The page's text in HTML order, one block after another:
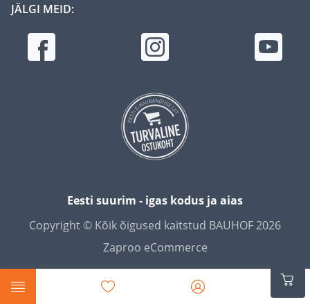
JÄLGI MEID:
Eesti suurim - igas kodus ja aias
Copyright © Kõik õigused kaitstud BAUHOF 2026
Zaproo eCommerce